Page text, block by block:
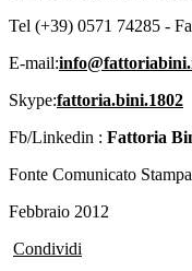
Tel (+39) 0571 74285 -
E-mail:
Skype:fattoria.bini.1802
Fb/Linkedin : Fattoria
Fonte Comunicato Stampa
Febbraio 2012
Condividi